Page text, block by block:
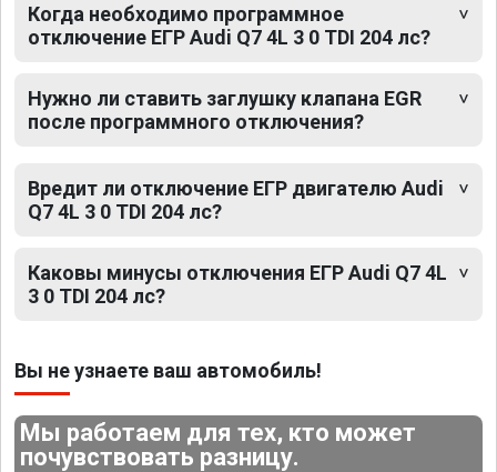
Когда необходимо программное
отключение ЕГР Audi Q7 4L 3 0 TDI 204 лс?
Нужно ли ставить заглушку клапана EGR
после программного отключения?
Вредит ли отключение ЕГР двигателю Audi
Q7 4L 3 0 TDI 204 лс?
Каковы минусы отключения ЕГР Audi Q7 4L
3 0 TDI 204 лс?
Вы не узнаете ваш автомобиль!
Мы работаем для тех, кто может
почувствовать разницу.